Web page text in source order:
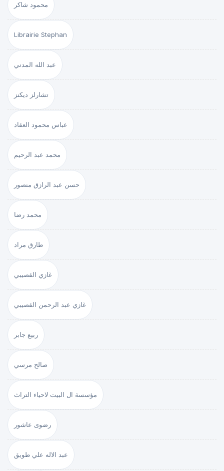
محمود شاكر
Librairie Stephan
عبد الله المدني
تشارلز ديكنز
عباس محمود العقاد
محمد عبد الرحيم
حسن عبد الرازق منصور
محمد رضا
طارق مراد
غازي القصيبي
غازي عبد الرحمن القصيبي
ربيع جابر
صالح مرسي
مؤسسة ال البيت لاحياء التراث
رضوى عاشور
عبد الاله علي طويق